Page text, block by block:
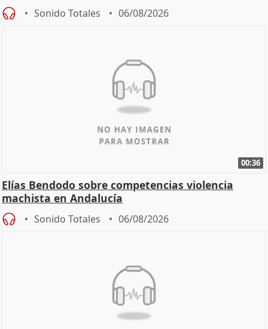
Sonido Totales 06/08/2026
00:36
Elías Bendodo sobre competencias violencia
machista en Andalucía
Sonido Totales 06/08/2026